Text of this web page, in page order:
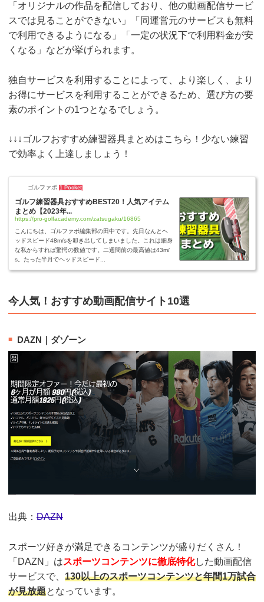
「オリジナルの作品を配信しており、他の動画配信サービ
スでは見ることができない」「同運営元のサービスも無料
で利用できるようになる」「一定の状況下で利用料金が安
くなる」などが挙げられます。
独自サービスを利用することによって、より楽しく、より
お得にサービスを利用することができるため、選び方の要
素のポイントの1つとなるでしょう。
↓↓↓ゴルフおすすめ練習器具まとめはこちら！少ない練習
で効率よく上達しましょう！
ゴルファボ 1 Pocket
ゴルフ練習器具おすすめBEST20！人気アイテム
まとめ【2023年...
https://pro-golfacademy.com/zatsugaku/16865
こんにちは、ゴルファボ編集部の田中です。先日なんとヘ
ッドスピード48m/sを叩き出してしまいました。これは細身
な私からすれば驚愕の数値です。二週間前の最高値は43m/
s。たった半月でヘッドスピード...
今人気！おすすめ動画配信サイト10選
DAZN｜ダゾーン
出典： DAZN
スポーツ好きが満足できるコンテンツが盛りだくさん！
「DAZN」はスポーツコンテンツに徹底特化した動画配信
サービスで、 130以上のスポーツコンテンツと年間1万試合
が見放題となっています。